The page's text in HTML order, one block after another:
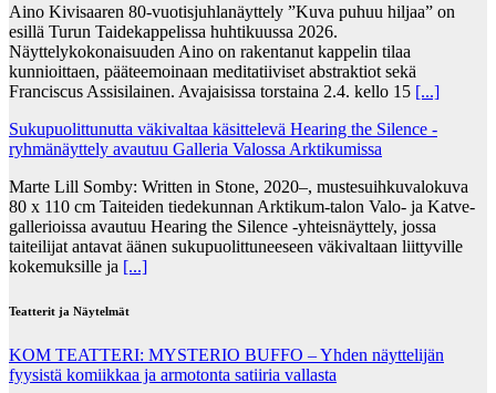
Aino Kivisaaren 80-vuotisjuhlanäyttely ”Kuva puhuu hiljaa” on
esillä Turun Taidekappelissa huhtikuussa 2026.
Näyttelykokonaisuuden Aino on rakentanut kappelin tilaa
kunnioittaen, pääteemoinaan meditatiiviset abstraktiot sekä
Franciscus Assisilainen. Avajaisissa torstaina 2.4. kello 15 [...]
Sukupuolittunutta väkivaltaa käsittelevä Hearing the Silence -
ryhmänäyttely avautuu Galleria Valossa Arktikumissa
Marte Lill Somby: Written in Stone, 2020–, mustesuihkuvalokuva
80 x 110 cm Taiteiden tiedekunnan Arktikum-talon Valo- ja Katve-
gallerioissa avautuu Hearing the Silence -yhteisnäyttely, jossa
taiteilijat antavat äänen sukupuolittuneeseen väkivaltaan liittyville
kokemuksille ja [...]
Teatterit ja Näytelmät
KOM TEATTERI: MYSTERIO BUFFO – Yhden näyttelijän
fyysistä komiikkaa ja armotonta satiiria vallasta